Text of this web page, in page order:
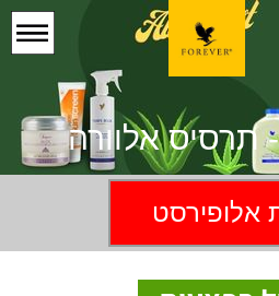
תרסיס אלוורה
אלופירסט